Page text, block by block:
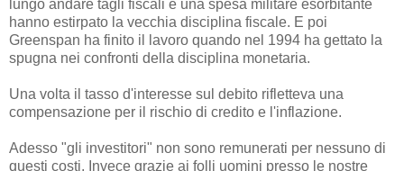
lungo andare tagli fiscali e una spesa militare esorbitante
hanno estirpato la vecchia disciplina fiscale. E poi
Greenspan ha finito il lavoro quando nel 1994 ha gettato la
spugna nei confronti della disciplina monetaria.
Una volta il tasso d'interesse sul debito rifletteva una
compensazione per il rischio di credito e l'inflazione.
Adesso "gli investitori" non sono remunerati per nessuno di
questi costi. Invece grazie ai folli uomini presso le nostre